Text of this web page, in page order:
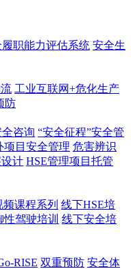
职能力评估系统 安全生
工业互联网+危化生产
防
咨询 “安全征程”安全管
项目安全管理 危害辨识
计 HSE管理项目托管
课程系列 线下HSE培
性驾驶培训 线下安全培
RISE 双重预防 安全体